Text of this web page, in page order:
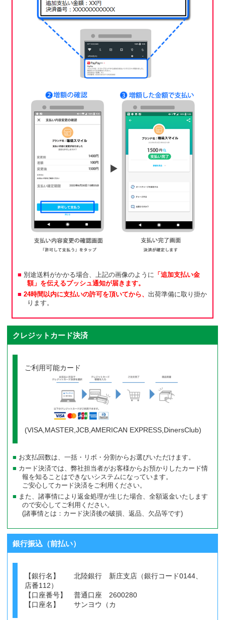
別途送料がかかる場合、上記の画像のように
「追加支払い金
額」を伝えるプッシュ通知が届きます。
24時間以内に支払いの許可を頂いてから、 出荷準備に取り掛か
ります。
クレジットカード決済
ご利用可能カード
(VISA,MASTER,JCB,AMERICAN EXPRESS,DinersClub)
お支払回数は、一括・リボ・分割からお選びいただけます。
カード決済では、弊社担当者がお客様からお預かりしたカード情
報を知ることはできないシステムになっています。
ご安心してカード決済をご利用ください。
また、諸事情により返金処理が生じた場合、全額返金いたします
ので安心してご利用ください。
(諸事情とは：カード決済後の破損、返品、欠品等です)
銀行振込（前払い）
【銀行名】 北陸銀行 新庄支店（銀行コード0144、
店番112）
【口座番号】 普通口座 2600280
【口座名】 サンヨウ（カ